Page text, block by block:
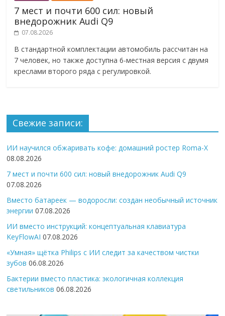
7 мест и почти 600 сил: новый
внедорожник Audi Q9
07.08.2026
В стандартной комплектации автомобиль рассчитан на
7 человек, но также доступна 6-местная версия с двумя
креслами второго ряда с регулировкой.
Свежие записи:
ИИ научился обжаривать кофе: домашний ростер Roma-X
08.08.2026
7 мест и почти 600 сил: новый внедорожник Audi Q9
07.08.2026
Вместо батареек — водоросли: создан необычный источник
энергии 07.08.2026
ИИ вместо инструкций: концептуальная клавиатура
KeyFlowAI 07.08.2026
«Умная» щётка Philips с ИИ следит за качеством чистки
зубов 06.08.2026
Бактерии вместо пластика: экологичная коллекция
светильников 06.08.2026